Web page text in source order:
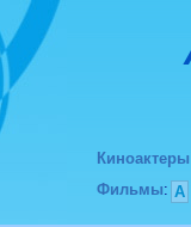
Киноактеры
Фильмы: А